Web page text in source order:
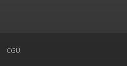
CGU